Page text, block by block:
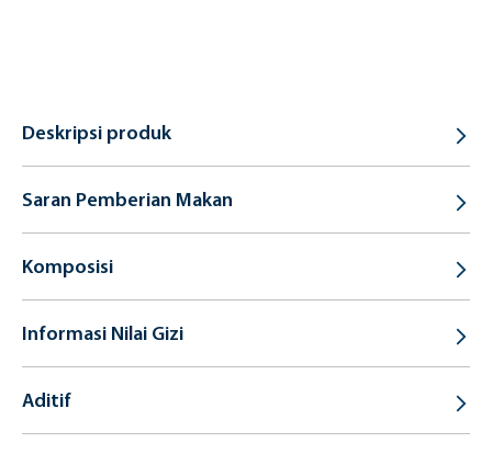
Deskripsi produk
Saran Pemberian Makan
Komposisi
Informasi Nilai Gizi
Aditif